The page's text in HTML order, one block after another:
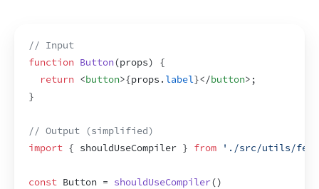
// Input
function Button(props)
{
return <button>{props . label}</button> ;
}
// Output (simplified)
import { shouldUseCompiler } from './src/utils/
const Button = shouldUseCompiler()